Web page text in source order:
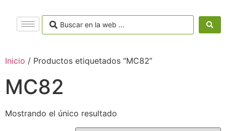
Inicio / Productos etiquetados “MC82”
MC82
Mostrando el único resultado